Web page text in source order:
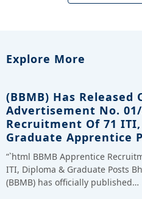
Explore More
(BBMB) Has
Advertisement No. 01/
Recruitment Of 71
Graduate Apprentice
“`html BBMB Apprentice
ITI, Diploma & Graduate Posts
(BBMB) has officially published…